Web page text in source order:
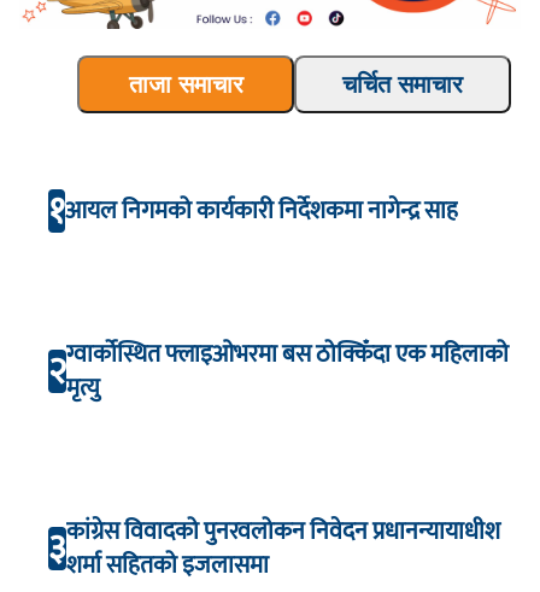
ताजा समाचार चर्चित समाचार
१आयल निगमको कार्यकारी निर्देशकमा नागेन्द्र साह
२ग्वार्कोस्थित फ्लाइओभरमा बस ठोक्किँदा एक महिलाको
मृत्यु
३कांग्रेस विवादको पुनरवलोकन निवेदन प्रधानन्यायाधीश
शर्मा सहितको इजलासमा